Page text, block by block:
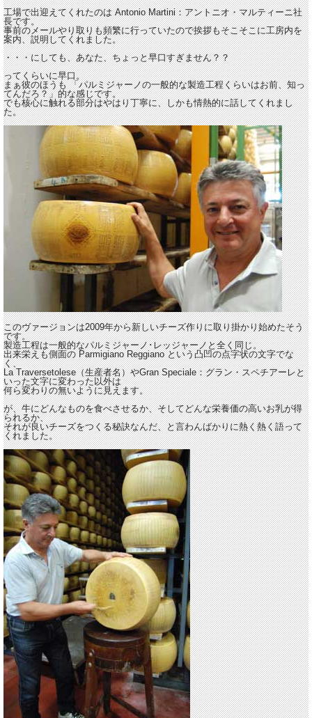
工場で出迎えてくれたのは Antonio Martini：アントニオ・マルティーニ社
長です。
事前のメールやり取りも頻繁に行っていたので挨拶もそこそこに工房内を
案内、説明してくれました。
・・・にしても、あなた、ちょっと早口すぎません？？
ってくらいに早口。
まぁ彼のほうも 「パルミジャーノの一般的な製造工程くらいはお前、知っ
てんだろ？」的な感じです。
でも核心に触れる部分はやはり丁寧に、しかも情熱的に話してくれまし
た。
このヴァージョンは2009年から新しいチーズ作りに取り掛かり始めたそう
です。
製造工程は一般的なパルミジャーノ･レッジャーノと全く同じ。
出来栄えも側面の Parmigiano Reggiano という凸凹の点字状の文字でな
く、
La Traversetolese（生産者名）やGran Speciale：グラン・スペチアーレと
いった文字に変わった以外は
何ら変わりの無いように見えます。
が、牛にどんなものを食べさせるか、そしてどんな栄養価の高いお乳が得
られるか、
それが良いチーズをつくる秘訣なんだ、と言わんばかりに熱く熱く語って
くれました。